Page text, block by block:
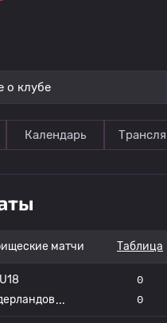
о клубе
Календарь
матчи Таблица
0
0